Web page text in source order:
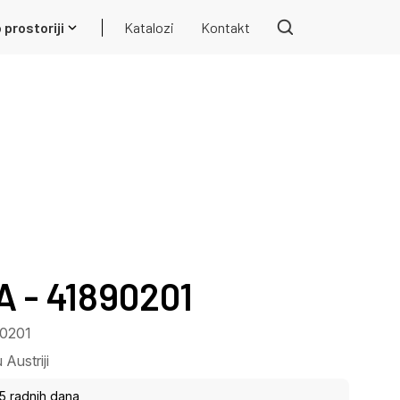
prostoriji Katalozi Kontakt
- 41890201
Austriji
radnih dana